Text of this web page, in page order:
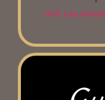
Voir Les